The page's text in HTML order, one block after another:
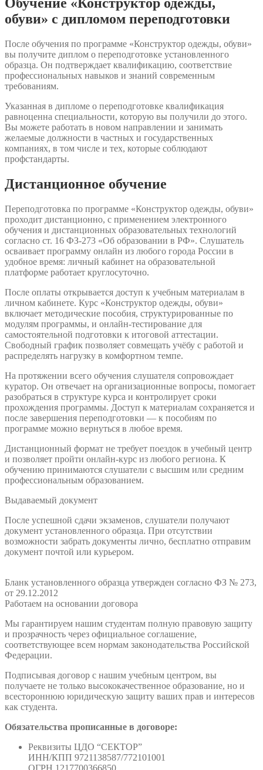
обуви» с дипломом переподготовки
После обучения по программе «Конструктор одежды, обуви»
вы получите диплом о переподготовке установленного
образца. Он подтверждает квалификацию, соответствие
профессиональных навыков и знаний современным
требованиям.
Указанная в дипломе о переподготовке квалификация
равноценна специальности, которую вы получили до этого.
Вы можете работать в новом направлении и занимать
желаемые должности в частных и государственных
компаниях, в том числе и тех, которые соблюдают
профстандарты.
Дистанционное обучение
Переподготовка по программе «Конструктор одежды, обуви»
проходит дистанционно, с применением электронного
обучения и дистанционных образовательных технологий
согласно ст. 16 ФЗ-273 «Об образовании в РФ». Слушатель
осваивает программу онлайн из любого города России в
удобное время: личный кабинет на образовательной
платформе работает круглосуточно.
После оплаты открывается доступ к учебным материалам в
личном кабинете. Курс «Конструктор одежды, обуви»
включает методические пособия, структурированные по
модулям программы, и онлайн-тестирование для
самостоятельной подготовки к итоговой аттестации.
Свободный график позволяет совмещать учёбу с работой и
распределять нагрузку в комфортном темпе.
На протяжении всего обучения слушателя сопровождает
куратор. Он отвечает на организационные вопросы, помогает
разобраться в структуре курса и контролирует сроки
прохождения программы. Доступ к материалам сохраняется и
после завершения переподготовки — к пособиям по
программе можно вернуться в любое время.
Дистанционный формат не требует поездок в учебный центр
и позволяет пройти онлайн-курс из любого региона. К
обучению принимаются слушатели с высшим или средним
профессиональным образованием.
Выдаваемый документ
После успешной сдачи экзаменов, слушатели получают
документ установленного образца. При отсутствии
возможности забрать документы лично, бесплатно отправим
документ почтой или курьером.
Бланк установленного образца утвержден согласно ФЗ № 273,
от 29.12.2012
Работаем на основании договора
Мы гарантируем нашим студентам полную правовую защиту
и прозрачность через официальное соглашение,
соответствующее всем нормам законодательства Российской
Федерации.
Подписывая договор с нашим учебным центром, вы
получаете не только высококачественное образование, но и
всестороннюю юридическую защиту ваших прав и интересов
как студента.
Обязательства прописанные в договоре:
Реквизиты ЦДО “СЕКТОР”
ИНН/КПП 9721138587/772101001
ОГРН 1217700366850